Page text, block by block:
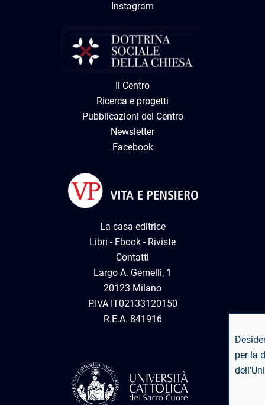
Desideri ricevere notizie dal Centro di
per la dottrina sociale della Chiesa
dell’Università Cattolica del Sacro Cuore?
Iscriviti alla Newsletter
Instagram
Il Centro
Ricerca e progetti
Pubblicazioni del Centro
Newsletter
Facebook
La casa editrice
Libri - Ebook - Riviste
Contatti
Largo A. Gemelli, 1
20123 Milano
P.IVA IT02133120150
R.E.A. 841916